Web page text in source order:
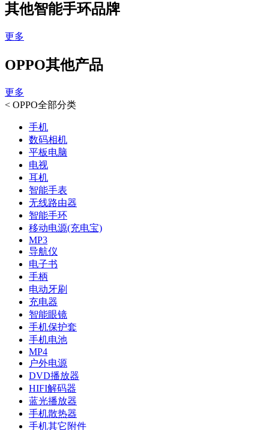
其他智能手环品牌
更多
OPPO其他产品
更多
< OPPO全部分类
手机
数码相机
平板电脑
电视
耳机
智能手表
无线路由器
智能手环
移动电源(充电宝)
MP3
导航仪
电子书
手柄
电动牙刷
充电器
智能眼镜
手机保护套
手机电池
MP4
户外电源
DVD播放器
HIFI解码器
蓝光播放器
手机散热器
手机其它附件